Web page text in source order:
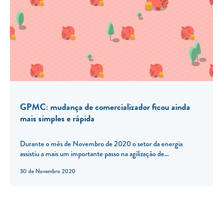
30 de Novembro 2020
GPMC: mudança de comercializador ficou ainda
mais simples e rápida
Durante o mês de Novembro de 2020 o setor da energia
assistiu a mais um importante passo na agilização de...